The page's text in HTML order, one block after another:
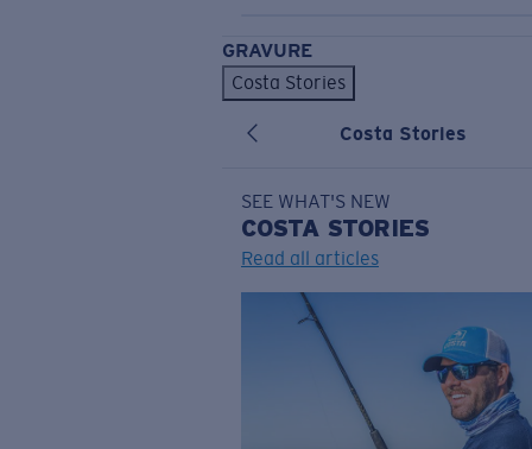
GRAVURE
Costa Stories
Costa Stories
SEE WHAT'S NEW
COSTA STORIES
Read all articles